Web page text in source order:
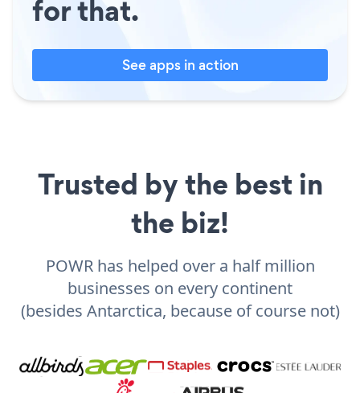
for that.
See apps in action
Trusted by the best in
the biz!
POWR has helped over a half million
businesses on every continent
(besides Antarctica, because of course not)